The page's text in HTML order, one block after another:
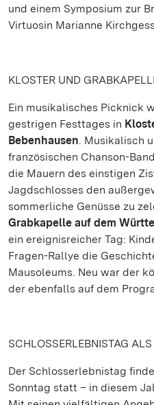
und einem Symposium zur
Virtuosin Marianne
KLOSTER UND
Ein musikalisches Picknick
gestrigen Festtages in
Bebenhausen. Musikalisch
französischen Chanson-
die Mauern des einstigen
Jagdschlosses den
sommerliche Genüsse zu
Grabkapelle auf dem
ein ereignisreicher Tag:
Fragen-Rallye die
Mausoleums. Neu war der
der ebenfalls auf dem
SCHLOSSERLEBNISTAG
Der Schlosserlebnistag
Sonntag statt – in diesem